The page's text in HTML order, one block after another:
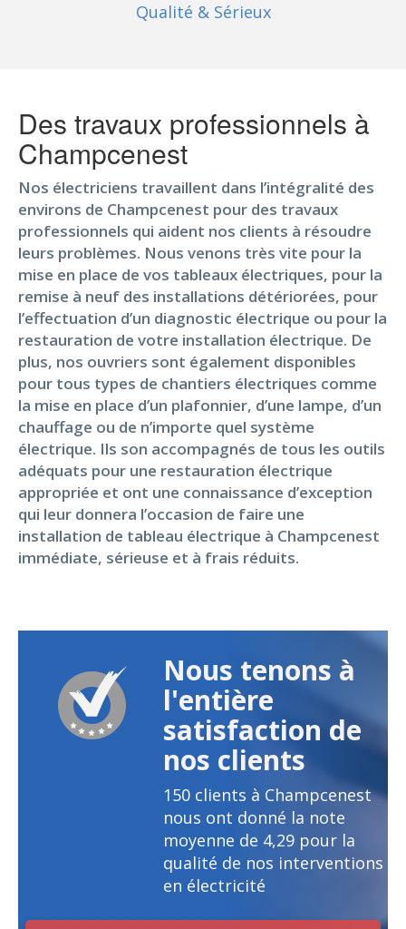
Qualité & Sérieux
Des travaux professionnels à
Champcenest
Nos électriciens travaillent dans l’intégralité des
environs de Champcenest pour des travaux
professionnels qui aident nos clients à résoudre
leurs problèmes. Nous venons très vite pour la
mise en place de vos tableaux électriques, pour la
remise à neuf des installations détériorées, pour
l’effectuation d’un diagnostic électrique ou pour la
restauration de votre installation électrique. De
plus, nos ouvriers sont également disponibles
pour tous types de chantiers électriques comme
la mise en place d’un plafonnier, d’une lampe, d’un
chauffage ou de n’importe quel système
électrique. Ils son accompagnés de tous les outils
adéquats pour une restauration électrique
appropriée et ont une connaissance d’exception
qui leur donnera l’occasion de faire une
installation de tableau électrique à Champcenest
immédiate, sérieuse et à frais réduits.
Nous tenons à
l'entière
satisfaction de
nos clients
150 clients à Champcenest
nous ont donné la note
moyenne de 4,29 pour la
qualité de nos interventions
en électricité